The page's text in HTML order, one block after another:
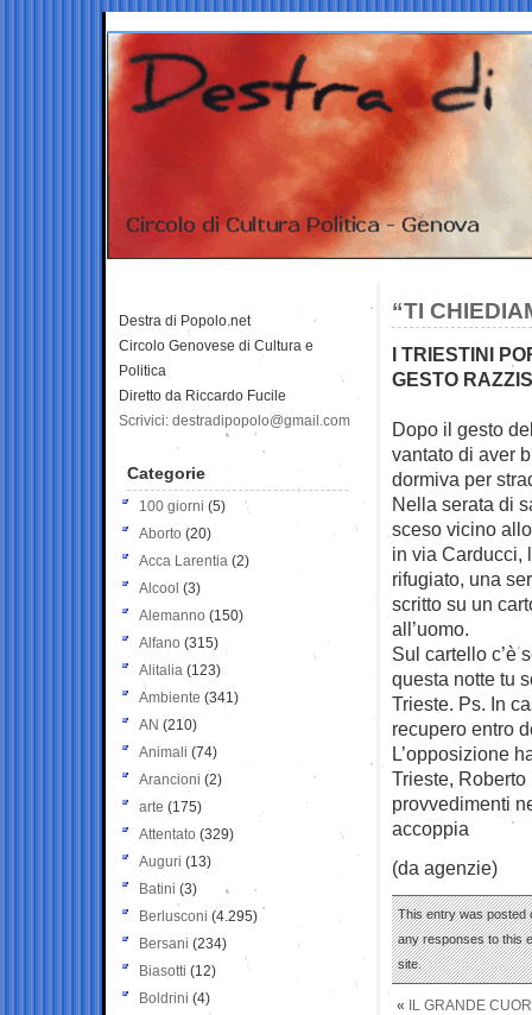
“TI
I TRIESTINI
GESTO
Dopo il gesto
vantato di aver
dormiva per
Nella serata di
sceso vicino
in via Carducci,
rifugiato, una
scritto su un
all’uomo.
Sul cartello c’è
questa notte tu
Trieste. Ps. In
recupero entro
L’opposizione
Trieste,
provvedimenti
accoppia
(da agenzie)
This entry was posted
any responses to this
site.
« IL GRANDE
Destra di Popolo.net
Circolo Genovese di Cultura e
Politica
Diretto da Riccardo Fucile
Scrivici: destradipopolo@gmail.com
Categorie
100 giorni (5)
Aborto (20)
Acca Larentia (2)
Alcool (3)
Alemanno (150)
Alfano (315)
Alitalia (123)
Ambiente (341)
AN (210)
Animali (74)
Arancioni (2)
arte (175)
Attentato (329)
Auguri (13)
Batini (3)
Berlusconi (4.295)
Bersani (234)
Biasotti (12)
Boldrini (4)